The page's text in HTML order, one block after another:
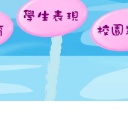
學生表現
校